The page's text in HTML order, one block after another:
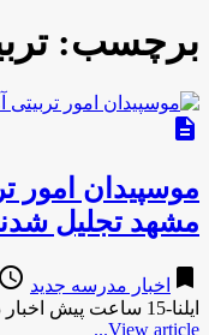
برچسب:
description
موسپیدان امور
مشهد تجلیل
bookmark اخبار مدرسه جدید access_time
ایلنا-15 ساعت پیش اخبار دنیای تکنولوژی مدرسه
View article...